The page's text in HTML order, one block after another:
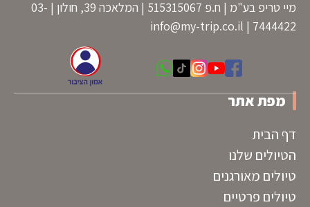
מיי טריפ בע"מ | ח.פ 515315067 | המלאכה 39, חולון | 03-
7444422 |
info@my-trip.co.il
מפת אתר
דף הבית
הטיולים שלנו
טיולים מאורגנים
טיולים פרטיים